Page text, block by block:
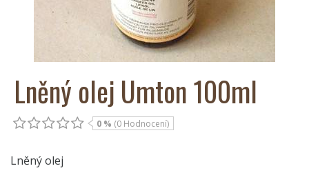
Lněný olej Umton 100ml
0 % (0 Hodnocení)
Lněný olej